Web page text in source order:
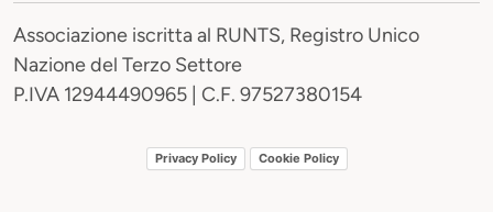
Associazione iscritta al RUNTS, Registro Unico
Nazione del Terzo Settore
P.IVA 12944490965 | C.F. 97527380154
Privacy Policy Cookie Policy